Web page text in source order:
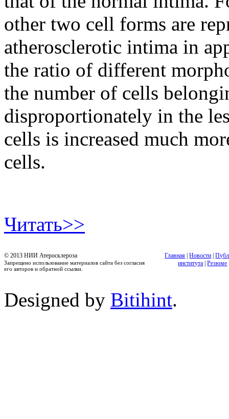
other two cell forms are
atherosclerotic intima in
the ratio of different
the number of cells
disproportionately in the
cells is increased much
cells.
Читать>>
© 2013 НИИ Атеросклероза
Запрещено использование материалов сайта без согласия
его авторов и обратной ссылки.
Главная |Новости |
института |Резюме
Designed by Bitihint.